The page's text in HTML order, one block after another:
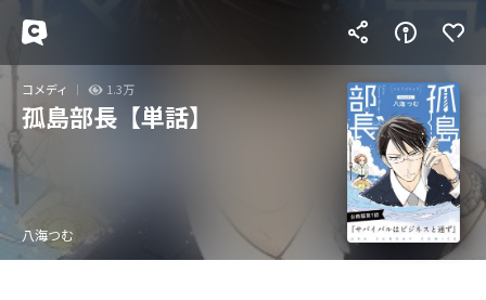
コメディ 1.3万
孤島部長【単話】
八海つむ